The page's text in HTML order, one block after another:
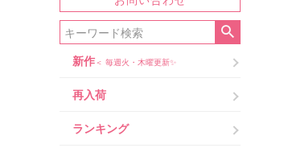
新作＜ 毎週火・木曜更新✨
再入荷
ランキング